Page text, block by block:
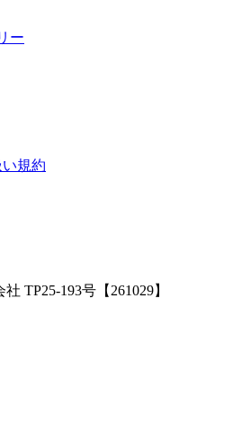
規約
TP25-193号【261029】